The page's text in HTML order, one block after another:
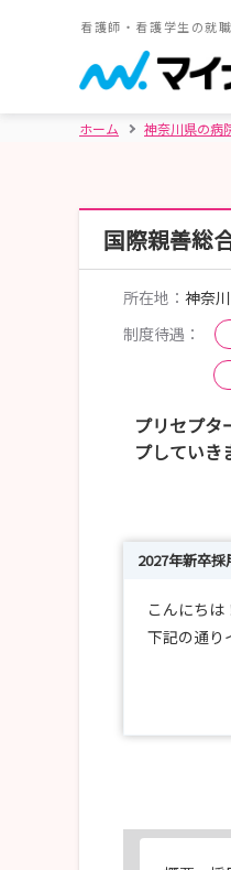
看護師・看護学生の就
ホーム 神奈川県の病
国際親善総
所在地： 神奈
制度待遇：
プリセプタ
プしていき
2027年新卒
こんにちは
下記の通り
当日は看
【日程】8/
【時間】9